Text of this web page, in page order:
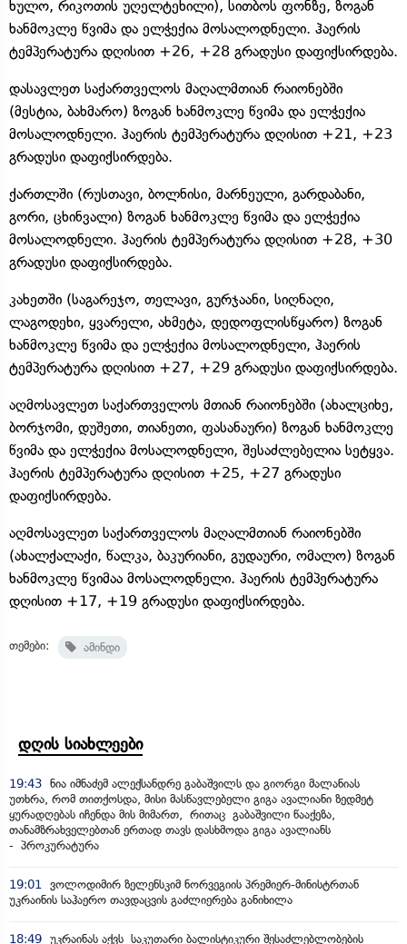
ხულო, რიკოთის უღელტეხილი), სითბოს ფონზე, ზოგან
ხანმოკლე წვიმა და ელჭექია მოსალოდნელი. ჰაერის
ტემპერატურა დღისით +26, +28 გრადუსი დაფიქსირდება.
დასავლეთ საქართველოს მაღალმთიან რაიონებში
(მესტია, ბახმარო) ზოგან ხანმოკლე წვიმა და ელჭექია
მოსალოდნელი. ჰაერის ტემპერატურა დღისით +21, +23
გრადუსი დაფიქსირდება.
ქართლში (რუსთავი, ბოლნისი, მარნეული, გარდაბანი,
გორი, ცხინვალი) ზოგან ხანმოკლე წვიმა და ელჭექია
მოსალოდნელი. ჰაერის ტემპერატურა დღისით +28, +30
გრადუსი დაფიქსირდება.
კახეთში (საგარეჯო, თელავი, გურჯაანი, სიღნაღი,
ლაგოდეხი, ყვარელი, ახმეტა, დედოფლისწყარო) ზოგან
ხანმოკლე წვიმა და ელჭექია მოსალოდნელი, ჰაერის
ტემპერატურა დღისით +27, +29 გრადუსი დაფიქსირდება.
აღმოსავლეთ საქართველოს მთიან რაიონებში (ახალციხე,
ბორჯომი, დუშეთი, თიანეთი, ფასანაური) ზოგან ხანმოკლე
წვიმა და ელჭექია მოსალოდნელი, შესაძლებელია სეტყვა.
ჰაერის ტემპერატურა დღისით +25, +27 გრადუსი
დაფიქსირდება.
აღმოსავლეთ საქართველოს მაღალმთიან რაიონებში
(ახალქალაქი, წალკა, ბაკურიანი, გუდაური, ომალო) ზოგან
ხანმოკლე წვიმაა მოსალოდნელი. ჰაერის ტემპერატურა
დღისით +17, +19 გრადუსი დაფიქსირდება.
თემები: ამინდი
დღის სიახლეები
19:43 ნია იმნაძემ ალექსანდრე გაბაშვილს და გიორგი მალანიას
უთხრა, რომ თითქოსდა, მისი მასწავლებელი გიგა ავალიანი ზედმეტ
ყურადღებას იჩენდა მის მიმართ, რითაც გაბაშვილი წააქეზა,
თანამზრახველებთან ერთად თავს დასხმოდა გიგა ავალიანს
- პროკურატურა
19:01
ვოლოდიმირ ზელენსკიმ ნორვეგიის პრემიერ-მინისტრთან
უკრაინის საჰაერო თავდაცვის გაძლიერება განიხილა
18:49 უკრაინას აქვს საკუთარი ბალისტიკური შესაძლებლობების